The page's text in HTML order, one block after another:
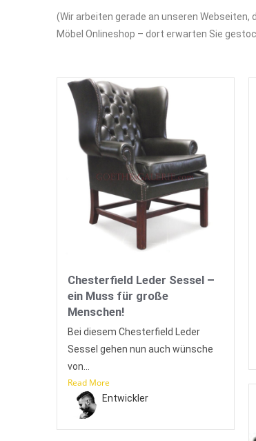
(Wir arbeiten gerade an unseren Webseiten,
Möbel Onlineshop – dort erwarten Sie
Chesterfield Leder Sessel –
ein Muss für große
Menschen!
Bei diesem Chesterfield Leder
Sessel gehen nun auch wünsche
von...
Read More
Entwickler